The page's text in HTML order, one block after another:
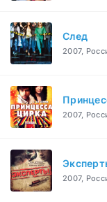
След
2007,
2007,
2007,